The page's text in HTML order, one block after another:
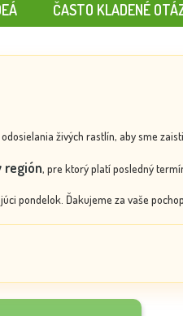
ČASTO KLADENÉ
živých rastlín, aby sme
región, pre ktorý platí posledný
pondelok. Ďakujeme za vaše